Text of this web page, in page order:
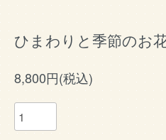
ひまわりと季節のお
8,800円(税込)